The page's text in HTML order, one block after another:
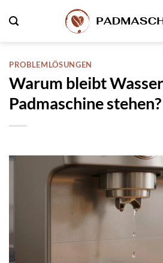
Inhalt
PROBLEMLÖSUNGEN
Warum bleibt
Padmaschine stehen?